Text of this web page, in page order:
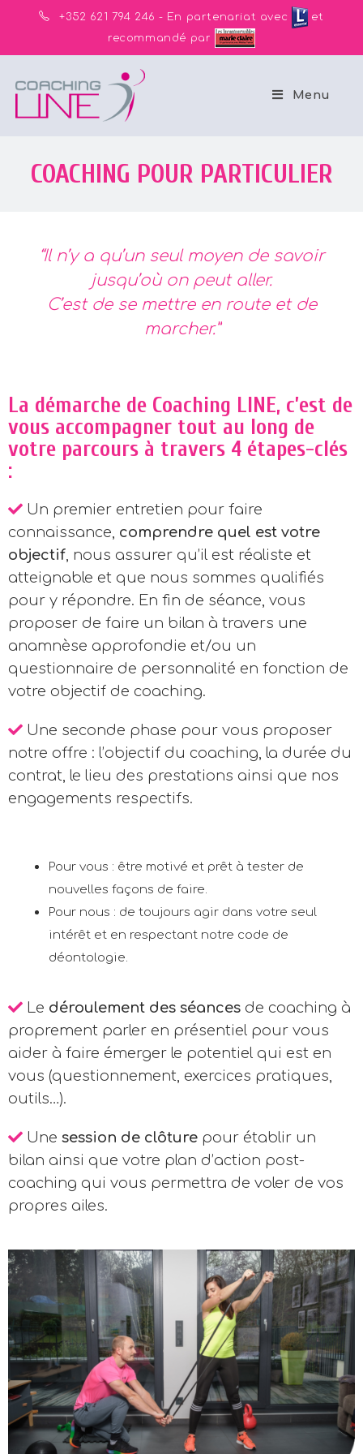
+352 621 794 246 - En partenariat avec
et
recommandé par
Menu
COACHING POUR PARTICULIER
“Il n’y a qu’un seul moyen de savoir
jusqu’où on peut aller.
C’est de se mettre en route et de
marcher.”
La démarche de Coaching LINE, c’est de
vous accompagner tout au long de
votre parcours à travers 4 étapes-clés
:
Un premier entretien pour faire
connaissance, comprendre quel est votre
objectif, nous assurer qu’il est réaliste et
atteignable et que nous sommes qualifiés
pour y répondre. En fin de séance, vous
proposer de faire un bilan à travers une
anamnèse approfondie et/ou un
questionnaire de personnalité en fonction de
votre objectif de coaching.
Une seconde phase pour vous proposer
notre offre : l’objectif du coaching, la durée du
contrat, le lieu des prestations ainsi que nos
engagements respectifs.
Pour vous : être motivé et prêt à tester de
nouvelles façons de faire.
Pour nous : de toujours agir dans votre seul
intérêt et en respectant notre code de
déontologie.
Le déroulement des séances de coaching à
proprement parler en présentiel pour vous
aider à faire émerger le potentiel qui est en
vous (questionnement, exercices pratiques,
outils…).
Une session de clôture pour établir un
bilan ainsi que votre plan d’action post-
coaching qui vous permettra de voler de vos
propres ailes.